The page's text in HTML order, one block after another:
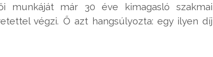
munkáját már 30 éve kimagasló szakmai
végzi. Ő azt hangsúlyozta: egy ilyen díj